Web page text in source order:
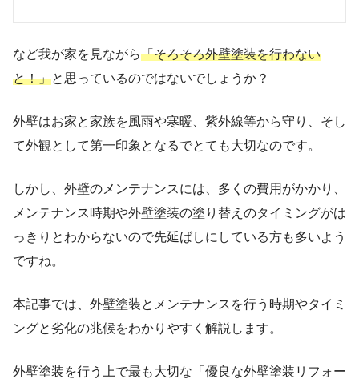
など我が家を見ながら「そろそろ外壁塗装を行わない
と！」と思っているのではないでしょうか？
外壁はお家と家族を風雨や寒暖、紫外線等から守り、そし
て外観として第一印象となるでとても大切なのです。
しかし、外壁のメンテナンスには、多くの費用がかかり、
メンテナンス時期や外壁塗装の塗り替えのタイミングがは
っきりとわからないので先延ばしにしている方も多いよう
ですね。
本記事では、外壁塗装とメンテナンスを行う時期やタイミ
ングと劣化の兆候をわかりやすく解説します。
外壁塗装を行う上で最も大切な「優良な外壁塗装リフォー